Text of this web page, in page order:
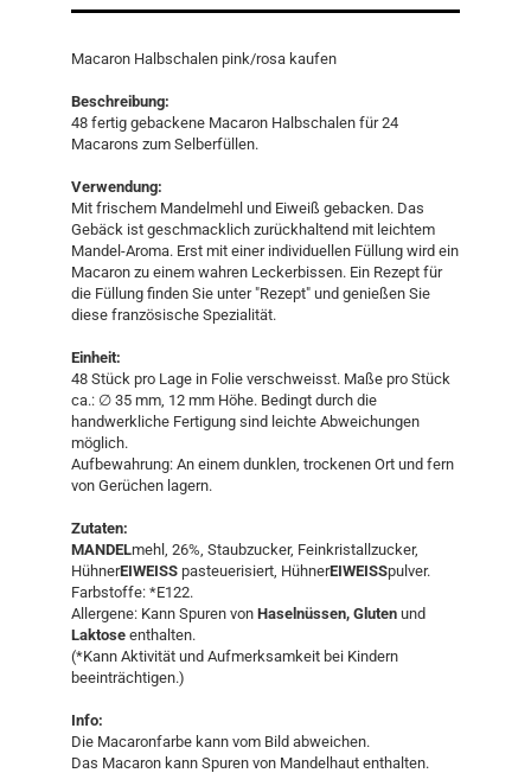
Macaron Halbschalen pink/rosa kaufen
Beschreibung:
48 fertig gebackene Macaron Halbschalen für 24
Macarons zum Selberfüllen.
Verwendung:
Mit frischem Mandelmehl und Eiweiß gebacken. Das
Gebäck ist geschmacklich zurückhaltend mit leichtem
Mandel-Aroma. Erst mit einer individuellen Füllung wird ein
Macaron zu einem wahren Leckerbissen. Ein Rezept für
die Füllung finden Sie unter "Rezept" und genießen Sie
diese französische Spezialität.
Einheit:
​48 Stück pro Lage in Folie verschweisst. ​Maße pro Stück
ca.: ∅ 35 mm, 12 mm Höhe. Bedingt durch die
handwerkliche Fertigung sind leichte Abweichungen
möglich.
Aufbewahrung: An einem dunklen, trockenen Ort und fern
von Gerüchen lagern.
Zutaten:
MANDELmehl, 26%, Staubzucker, Feinkristallzucker,
HühnerEIWEISS pasteuerisiert, HühnerEIWEISSpulver.
Farbstoffe: *E122.
Allergene: Kann Spuren von Haselnüssen, Gluten und
Laktose enthalten.
(*Kann Aktivität und Aufmerksamkeit bei Kindern
beeinträchtigen.)
Info:
Die Macaronfarbe kann vom Bild abweichen.
Das Macaron kann Spuren von Mandelhaut enthalten.